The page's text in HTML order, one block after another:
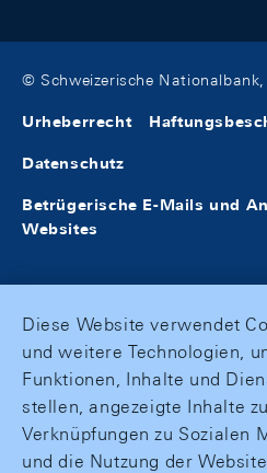
© Schweizerische
Urheberrecht
Datenschutz
Betrügerische E-Mails und
Websites
Diese Website verwendet
und weitere Technologien,
Funktionen, Inhalte und
stellen, angezeigte Inhalte
Verknüpfungen zu Sozialen
und die Nutzung der